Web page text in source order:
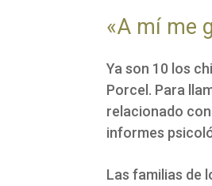
«A mí me
Ya son 10 los
Porcel. Para
relacionado
informes
Las familias de